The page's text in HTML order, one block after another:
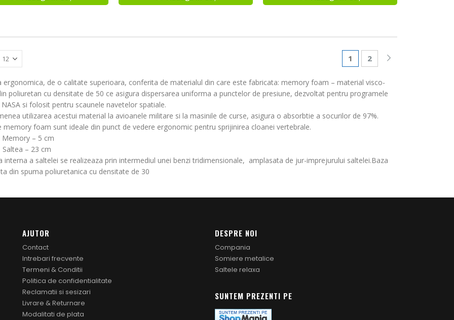
1 2
ergonomica, de o calitate superioara, conferita de materialul din care este fabricata: memory foam – material visco-
poliuretan cu densitate de 50 ce asigura dispersarea uniforma a punctelor de presiune, dezvoltat pentru programele
si folosit pentru scaunele navetelor spatiale.
utilizarea acestui material la avioanele militare si la masinile de curse, asigura o absorbtie a socurilor de 97%.
memory foam sunt ideale din punct de vedere ergonomic pentru sprijinirea cloanei vertebrale.
Memory – 5 cm
– 23 cm
interna a saltelei se realizeaza prin intermediul unei benzi tridimensionale, amplasata de jur-imprejurului saltelei.Baza
din spuma poliuretanica cu densitate de 30
AJUTOR
Contact
Intrebari frecvente
Termeni & Conditii
Politica de confidentialitate
Reclamatii si sesizari
Livrare & Returnare
Modalitati de plata
DESPRE NOI
Compania
Somiere metalice
Saltele relaxa
SUNTEM PREZENTI PE